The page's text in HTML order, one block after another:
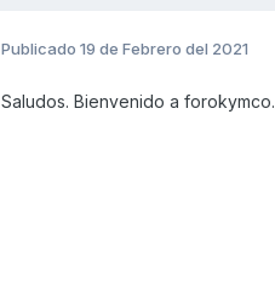
Publicado 19 de Febrero del 2021
Saludos. Bienvenido a forokymco.